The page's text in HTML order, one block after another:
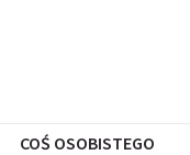
COŚ OSOBISTEGO